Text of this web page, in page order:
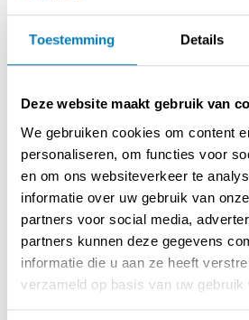
Toestemming Details
Deze website maakt gebruik van
We gebruiken cookies om content
personaliseren, om functies voor
en om ons websiteverkeer te
informatie over uw gebruik van
partners voor social media,
partners kunnen deze gegevens
informatie die u aan ze heeft
verzameld op basis van uw gebruik
Je bent commercieel ingesteld en
de klant én voor voedingsdistributie.
Je hebt een eigen
opportuniteit zal dit echter lager
aangeboden onder een 'ter
hiervoor zal een minimum
worden in de vennootschap van
bankgaranties moeten worden
Na een selectieproces en het
dossier, verbind jij je voor